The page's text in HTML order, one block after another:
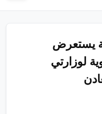
يستعرض
لوزارتي